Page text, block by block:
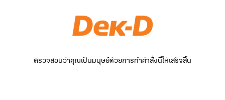
ตรวจสอบว่าคุณเป็นมนุษย์ด้วยการทำคำสั่งนี้ให้เสร็จสิ้น